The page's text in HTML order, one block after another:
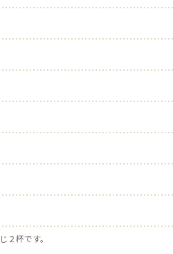
２杯です。